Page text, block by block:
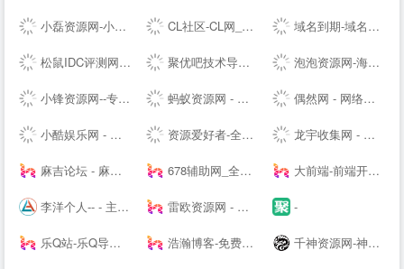
小磊资源网-小磊技术网_软件库_爱收集分享各种破解软件。 CL社区-CL网_专注于全网-挂机项目-免费项目-赚钱项目-游戏搬砖项目-活动线报-源码基地-副业-活动-软件-教程-致力于全网付费项目揭秘分享 域名到期-域名续费提醒
松鼠IDC评测网-服务器_云服务器_主机_优惠_促销_测评 聚优吧技术导航 - 汇聚国内优质资源技术教程网站 泡泡资源网-海量精品资源持续推送 专业可靠的网络知识服务平台
小锋资源网--专注于优质资源分享,每天更新大量原创技术教程,线报活动,QQ技术、QQ资源、微信资源、宅男福利、网络热门、破解软件等... 蚂蚁资源网 - 免费游戏辅助,软件,活动,技术教程分享平台_小刀娱乐网_我爱辅助网_善恶资源网！ 偶然网 - 网络活动资讯共享平台
小酷娱乐网 - 分享永无止境!娱乐,技术,教程,软件网络资源网 资源爱好者-全网资源一网打尽！ 龙宇收集网 - 龙网专注分享免费龙宇网优质资源并收集网络中各种绿色软件
麻吉论坛 - 麻吉辅助,麻吉资源,我爱资源网,麻吉娱乐网,辅助网,破解软件分享,最全面的免费资源论坛 - www.k7788.cn 678辅助网_全网最大免费软件,资源教程,游戏辅助资源网_单机游戏 大前端-前端开发_主机测评推荐
李洋个人-- - 主题模板制作_企业网站搭建_SEO排名优化等多元化服务的个人--网站（Talklee空间） 雷欧资源网 - 善恶资源网,辅助网,678辅助网,小刀娱乐网,破解软件分享,最全面的免费资源平台! -
乐Q站-乐Q导航网 浩瀚博客-免费教程资源网 千神资源网-神一样的资源分享|游戏交流论坛